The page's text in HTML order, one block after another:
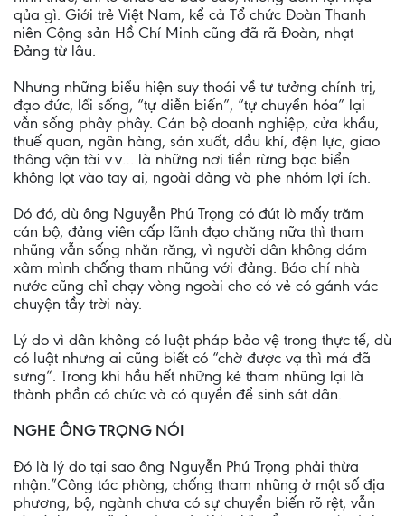
qủa gì. Giới trẻ Việt Nam, kể cả Tổ chức Đoàn Thanh
niên Cộng sản Hồ Chí Minh cũng đã rã Đoàn, nhạt
Đảng từ lâu.
Nhưng những biểu hiện suy thoái về tư tưởng chính trị,
đạo đức, lối sống, “tự diễn biến”, “tự chuyển hóa” lại
vẫn sống phây phây. Cán bộ doanh nghiệp, cửa khẩu,
thuế quan, ngân hàng, sản xuất, dầu khí, đện lực, giao
thông vận tài v.v… là những nơi tiền rừng bạc biển
không lọt vào tay ai, ngoài đảng và phe nhóm lợi ích.
Dó đó, dù ông Nguyễn Phú Trọng có đút lò mấy trăm
cán bộ, đảng viên cấp lãnh đạo chăng nữa thì tham
nhũng vẫn sống nhăn răng, vì người dân không dám
xâm mình chống tham nhũng với đảng. Báo chí nhà
nước cũng chỉ chạy vòng ngoài cho có vẻ có gánh vác
chuyện tầy trời này.
Lý do vì dân không có luật pháp bảo vệ trong thực tế, dù
có luật nhưng ai cũng biết có “chờ được vạ thì má đã
sưng”. Trong khi hầu hết những kẻ tham nhũng lại là
thành phần có chức và có quyền để sinh sát dân.
NGHE ÔNG TRỌNG NÓI
Đó là lý do tại sao ông Nguyễn Phú Trọng phải thừa
nhận:”Công tác phòng, chống tham nhũng ở một số địa
phương, bộ, ngành chưa có sự chuyển biến rõ rệt, vẫn